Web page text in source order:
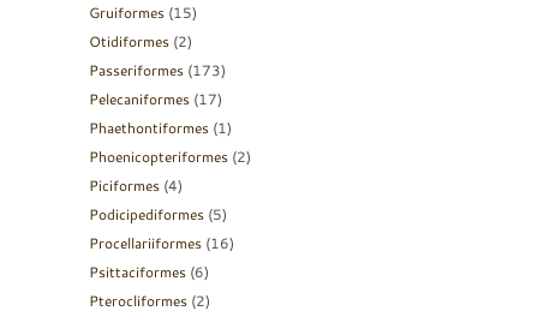
Gruiformes (15)
Otidiformes (2)
Passeriformes (173)
Pelecaniformes (17)
Phaethontiformes (1)
Phoenicopteriformes (2)
Piciformes (4)
Podicipediformes (5)
Procellariiformes (16)
Psittaciformes (6)
Pterocliformes (2)